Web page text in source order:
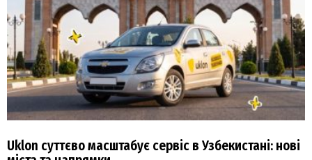
Uklon суттєво масштабує сервіс в Узбекистані: нові